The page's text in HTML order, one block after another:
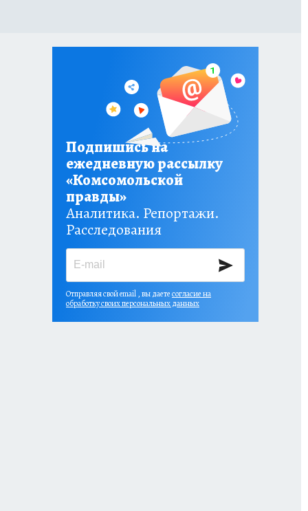
Подпишись на
ежедневную рассылку
«Комсомольской
правды»
Аналитика. Репортажи.
Расследования
Отправляя свой email , вы даетесогласие на
обработку своих персональных данных